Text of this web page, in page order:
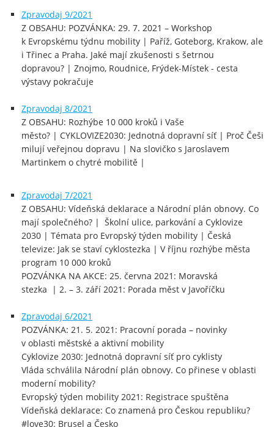
Zpravodaj 9/2021
Z OBSAHU: POZVÁNKA: 29. 7. 2021 – Workshop
k Evropskému týdnu mobility | Paříž, Goteborg, Krakow, ale
i Třinec a Praha. Jaké mají zkušenosti s šetrnou
dopravou? | Znojmo, Roudnice, Frýdek-Místek - cesta
výstavy pokračuje
Zpravodaj 8/2021
Z OBSAHU: Rozhýbe 10 000 kroků i Vaše
město? | CYKLOVIZE2030: Jednotná dopravní síť | Proč Češi
milují veřejnou dopravu | Na slovičko s Jaroslavem
Martinkem o chytré mobilitě |
Zpravodaj 7/2021
Z OBSAHU: Vídeňská deklarace a Národní plán obnovy. Co
mají společného? | Školní ulice, parkování a Cyklovize
2030 | Témata pro Evropský týden mobility | Česká
televize: Jak se staví cyklostezka | V říjnu rozhýbe města
program 10 000 kroků
POZVÁNKA NA AKCE: 25. června 2021: Moravská
stezka | 2. – 3. září 2021: Porada měst v Javoříčku
Zpravodaj 6/2021
POZVÁNKA: 21. 5. 2021: Pracovní porada – novinky
v oblasti městské a aktivní mobility
Cyklovize 2030: Jednotná dopravní síť pro cyklisty
Vláda schválila Národní plán obnovy. Co přinese v oblasti
moderní mobility?
Evropský týden mobility 2021: Registrace spuštěna
Vídeňská deklarace: Co znamená pro Českou republiku?
#love30: Brusel a Česko